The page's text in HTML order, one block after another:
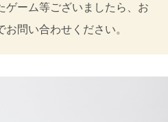
ゲーム等ございましたら、お
問い合わせください。